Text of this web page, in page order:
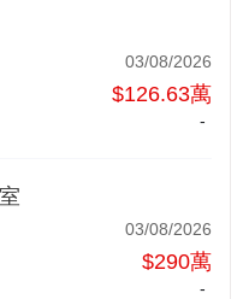
03/08/2026
$126.63萬
-
03/08/2026
$290萬
-